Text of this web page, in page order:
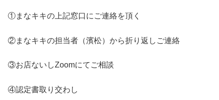
①まなキキの上記窓口にご連絡を頂く
②まなキキの担当者（濱松）から折り返しご連絡
③お店ないしZoomにてご相談
④認定書取り交わし